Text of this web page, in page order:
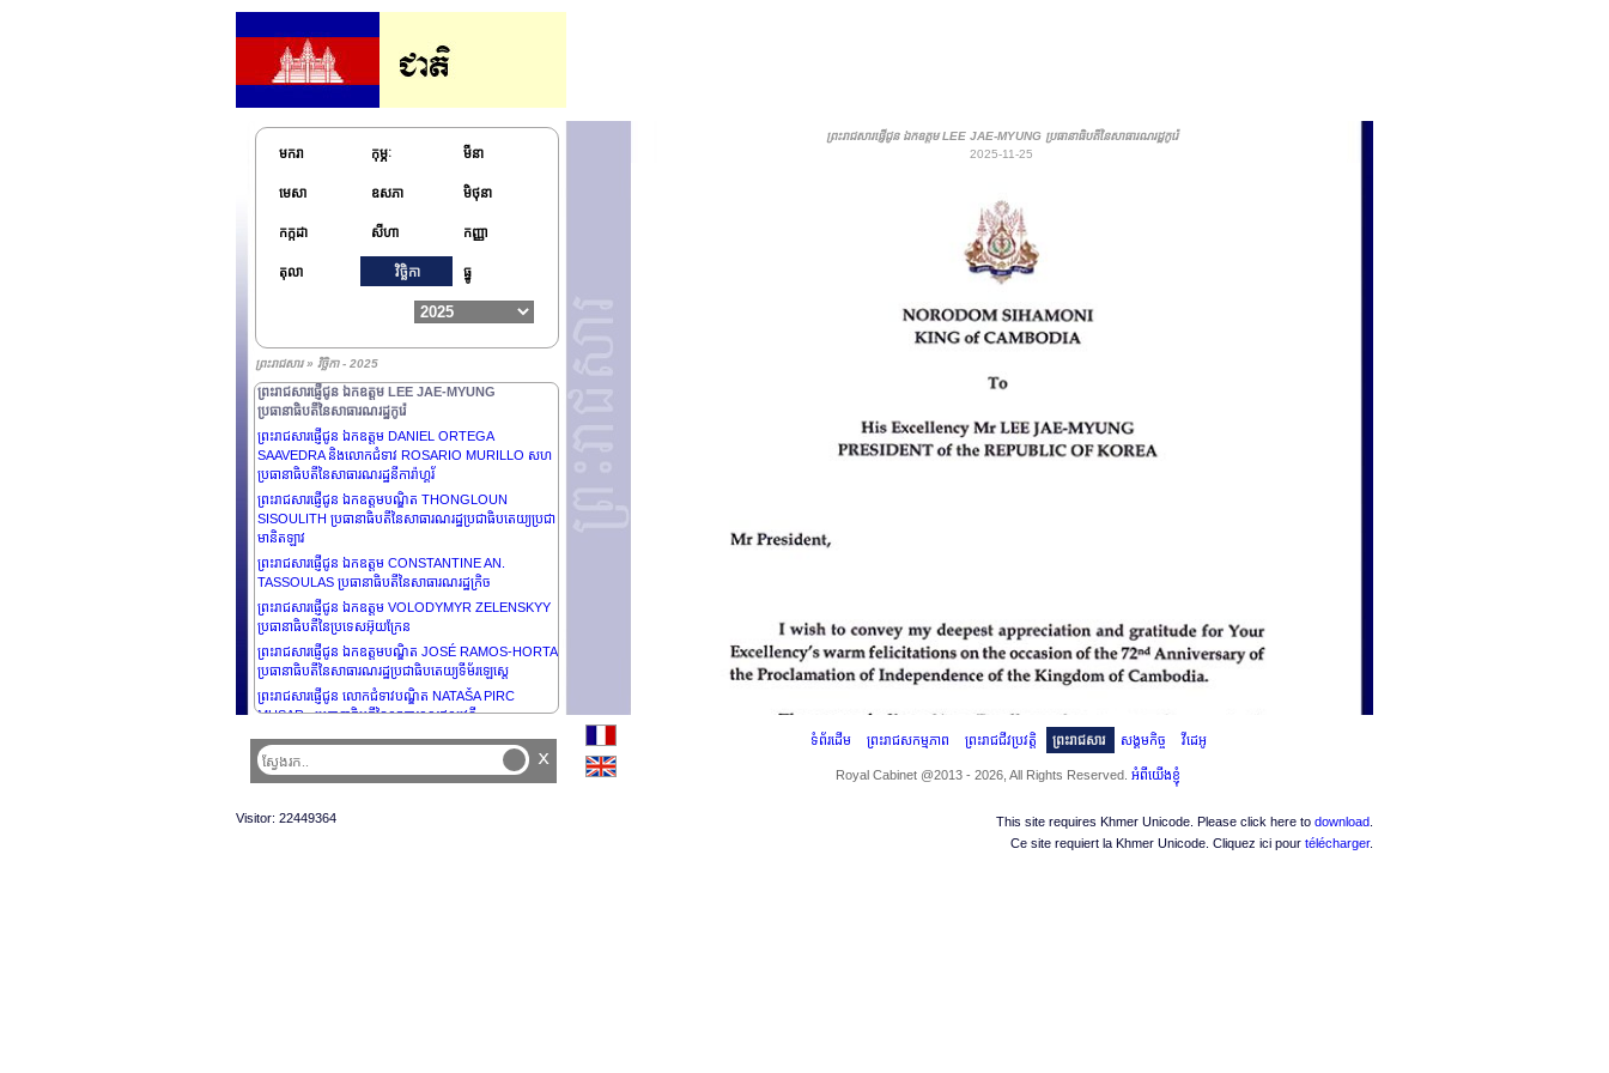
មករា កុម្ភៈ មីនា
មេសា ឧសភា មិថុនា
កក្កដា សីហា កញ្ញា
តុលា វិច្ឆិកា ធ្នូ
ព្រះរាជសារ » វិច្ឆិកា - 2025
HAMAD AL-SABAH នាយករដ្ឋមន្ត្រីនៃរដ្ឋកូវ៉ែត
ព្រះរាជសារផ្ញើជូន ឯកឧត្តម ALEKSANDR LUKASHENKO
ប្រធានាធិបតីនៃសាធារណរដ្ឋបេឡារូស
ព្រះរាជសារផ្ញើជូន អ្នកអង្គម្ចាស់ MESHAL AL-AHMAD AL-
JABER AL-SABAH ព្រះមហាក្សត្រ នៃរដ្ឋកូវ៉ែត
ព្រះរាជសារផ្ញើជូន ឯកឧត្តម SERGIO MATTARELLA
ព្រះរាជសារផ្ញើជូន​ អ្នកអង្គម្ចាស់ SABAH KHALED AL-
ព្រះរាជសារផ្ញើជូន ឯកឧត្តមបណ្ឌិត ALEXANDER VAN
DER BELLEN ប្រធានាធិបតីសហព័ន្ធ នៃសាធារណរដ្ឋអូទ្រីស
ព្រះរាជសារផ្ញើជូន ឯកឧត្តម VAHAGN KHACHATURYAN
ប្រធានាធិបតីនៃសាធារណរដ្ឋអាមេនី
ព្រះរាជសារផ្ញើជូន ឯកឧត្តមបណ្ឌិត THONGLOUN
SISOULITH ប្រធានាធិបតីនៃសាធារណរដ្ឋប្រជាធិបតេយ្យប្រជា
មានិតឡាវ
ព្រះរាជសារផ្ញើជូន ឯកឧត្តម LEE JAE-MYUNG
ប្រធានាធិបតីនៃសាធារណរដ្ឋកូរ៉េ
ព្រះរាជសារផ្ញើជូន ឯកឧត្តម DANIEL ORTEGA
SAAVEDRA និងលោកជំទាវ ROSARIO MURILLO សហ
ប្រធានាធិបតីនៃសាធារណរដ្ឋនីការ៉ាហ្គរ័
ព្រះរាជសារផ្ញើជូន ឯកឧត្តមបណ្ឌិត THONGLOUN
SISOULITH ប្រធានាធិបតីនៃសាធារណរដ្ឋប្រជាធិបតេយ្យប្រជា
មានិតឡាវ
ព្រះរាជសារផ្ញើជូន ឯកឧត្តម CONSTANTINE AN.
TASSOULAS ប្រធានាធិបតីនៃសាធារណរដ្ឋក្រិច
ព្រះរាជសារផ្ញើជូន ឯកឧត្តម VOLODYMYR ZELENSKYY
ប្រធានាធិបតីនៃប្រទេសអ៊ុយក្រែន
ព្រះរាជសារផ្ញើជូន ឯកឧត្តមបណ្ឌិត JOSÉ RAMOS-HORTA
ប្រធានាធិបតីនៃសាធារណរដ្ឋប្រជាធិបតេយ្យទីម័រឡេស្តេ
ព្រះរាជសារផ្ញើជូន លោកជំទាវបណ្ឌិត NATAŠA PIRC
MUSAR, ប្រធានាធិបតីនៃសាធារណរដ្ឋស្លូវេនី
ព្រះរាជសារផ្ញើជូន ឯកឧត្តម SANTIAGO PEÑA ប្រធានាធិបតី
នៃសាធារណរដ្ឋប៉ារ៉ាហ្គាយ
ព្រះរាជសារផ្ញើជូន ឯកឧត្តមនាយឧត្តមសេនីយ៍ជាន់ខ្ពស់ MIN
សហភាពមីយ៉ាន់ម៉ា
ព្រះរាជសារផ្ញើជូន ឯកឧត្តម LEE JAE-MYUNG ប្រធានាធិបតីនៃសាធារណរដ្ឋកូរ៉េ
2025-11-25
x
ទំព័រដើម ព្រះរាជសកម្មភាព ព្រះរាជជីវប្រវត្តិ ព្រះរាជសារ សង្គមកិច្ច វីដេអូ
Royal Cabinet @2013 - 2026, All Rights Reserved. អំពីយើងខ្ញុំ
Visitor: 22449364 This site requires Khmer Unicode. Please click here to download
Ce site requiert la Khmer Unicode. Cliquez ici pour télécharger.